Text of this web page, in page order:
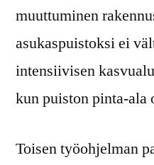
muuttuminen
asukaspuistoksi ei
intensiivisen
kun puiston pinta-ala
Toisen työohjelman